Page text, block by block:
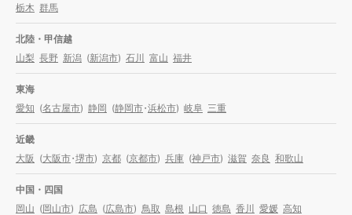
栃木 群馬
北陸・甲信越
山梨 長野 新潟 (新潟市) 石川 富山 福井
東海
愛知 (名古屋市) 静岡 (静岡市・浜松市) 岐阜 三重
近畿
大阪 (大阪市・堺市) 京都 (京都市) 兵庫 (神戸市) 滋賀 奈良 和歌山
中国・四国
岡山 (岡山市) 広島 (広島市) 鳥取 島根 山口 徳島 香川 愛媛 高知